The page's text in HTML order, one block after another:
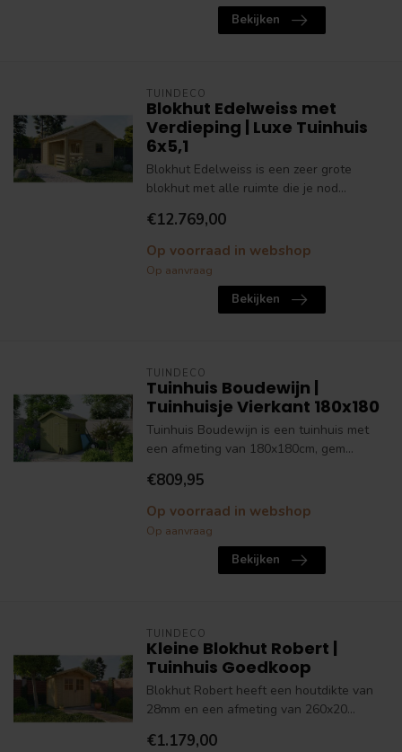
Bekijken
TUINDECO
Blokhut Edelweiss met
Verdieping | Luxe Tuinhuis
6x5,1
Blokhut Edelweiss is een zeer grote
blokhut met alle ruimte die je nod...
€12.769,00
Op voorraad in webshop
Op aanvraag
Bekijken
TUINDECO
Tuinhuis Boudewijn |
Tuinhuisje Vierkant 180x180
Tuinhuis Boudewijn is een tuinhuis met
een afmeting van 180x180cm, gem...
€809,95
Op voorraad in webshop
Op aanvraag
Bekijken
TUINDECO
Kleine Blokhut Robert |
Tuinhuis Goedkoop
Blokhut Robert heeft een houtdikte van
28mm en een afmeting van 260x20...
€1.179,00